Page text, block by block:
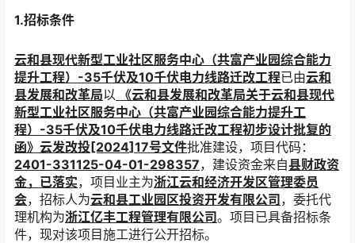
1.招标条件
云和县现代新型工业社区服务中心（共富产业园综合能力
提升工程） -35千伏及10千伏电力线路迁改工程已由云和
县发展和改革局以 《云和县发展和改革局关于云和县现代
新型工业社区服务中心（共富产业园综合能力提升工
程） -35千伏及10千伏电力线路迁改工程初步设计批复的
函》云发改投[2024]17号文件批准建设，项目代码：
2401-331125-04-01-298357，建设资金来自县财政资
金，已落实，项目业主为浙江云和经济开发区管理委员
会，招标人为云和县工业园区投资开发有限公司，委托代
理机构为浙江亿丰工程管理有限公司。项目已具备招标条
件，现对该项目施工进行公开招标。